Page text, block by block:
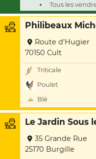
Tous les
Philibeaux
Route d'Hugier
70150 Cult
Triticale
Poulet
Blé
Le Jardin Sous
35 Grande Rue
25170 Burgille